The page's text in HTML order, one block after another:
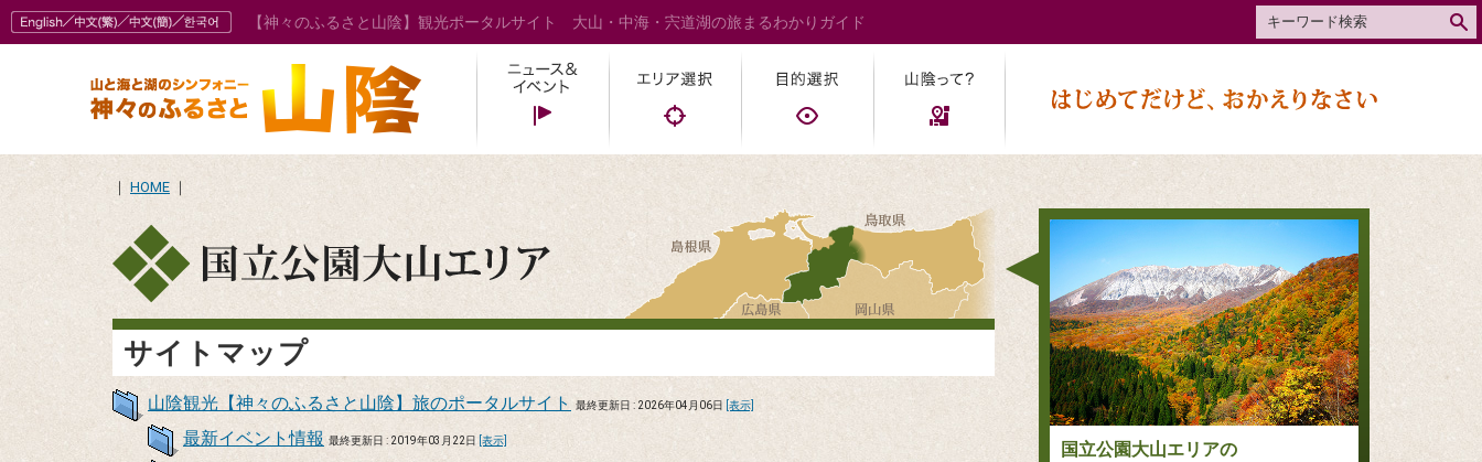
【神々のふるさと山陰】観光ポータルサイト 大山・中海・宍道湖の旅まるわかりガイド
｜ HOME ｜
サイトマップ
山陰観光【神々のふるさと山陰】旅のポータルサイト 最終更新日 : 2026年04月06日 [表示]
最新イベント情報 最終更新日 : 2019年03月22日 [表示]
国立公園大山エリアの